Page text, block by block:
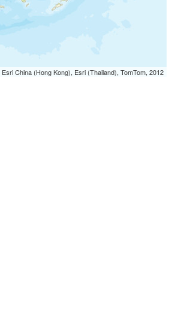
China (Hong Kong), Esri (Thailand), TomTom, 2012